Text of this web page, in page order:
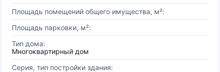
Площадь помещений общего имущества, м²:
Площадь парковки, м²:
Тип дома:
Многоквартирный дом
Серия, тип постройки здания: